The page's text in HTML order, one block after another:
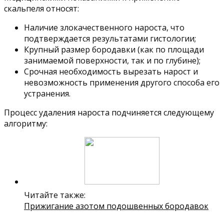
скальпеля относят:
Наличие злокачественного нароста, что
подтверждается результатами гистологии;
Крупный размер бородавки (как по площади
занимаемой поверхности, так и по глубине);
Срочная необходимость вырезать нарост и
невозможность применения другого способа его
устранения.
Процесс удаления нароста подчиняется следующему
алгоритму:
Читайте также:
Прижигание азотом подошвенных бородавок